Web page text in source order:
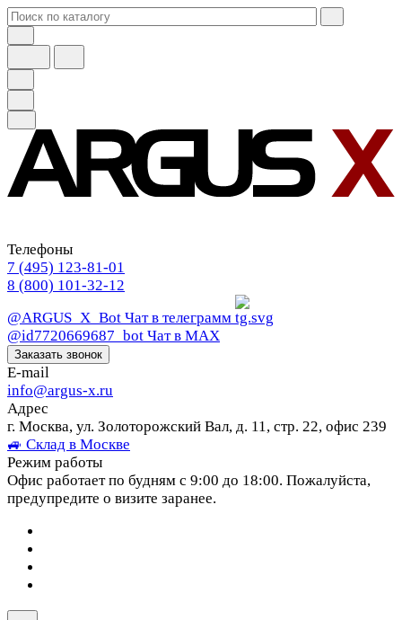
Телефоны
7 (495) 123-81-01
8 (800) 101-32-12
@ARGUS_X_Bot Чат в телеграмм
@id7720669687_bot Чат в МАХ
Заказать звонок
E-mail
info@argus-x.ru
Адрес
г. Москва, ул. Золоторожский Вал, д. 11, стр. 22, офис 239
🚙 Склад в Москве
Режим работы
Офис работает по будням с 9:00 до 18:00. Пожалуйста,
предупредите о визите заранее.